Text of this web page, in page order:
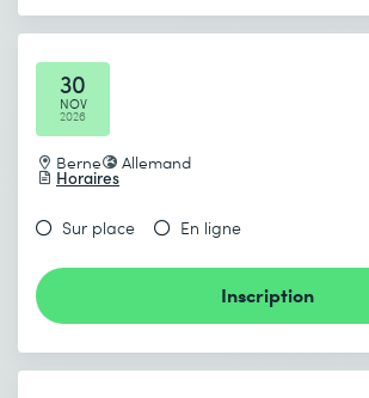
30
NOV
2026
Berne Allemand
Horaires
Sur place En ligne
Inscription